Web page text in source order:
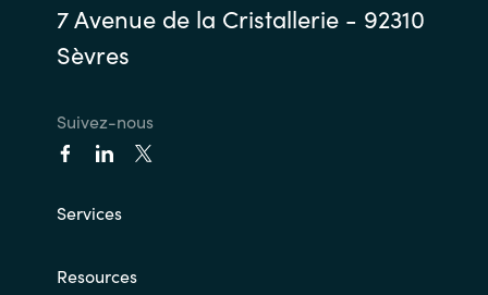
7 Avenue de la Cristallerie - 92310
Sèvres
Suivez-nous
Services
Resources